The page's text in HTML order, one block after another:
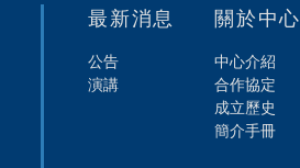
最新消息
公告
演講
關於中心
中心介紹
合作協定
成立歷史
簡介手冊